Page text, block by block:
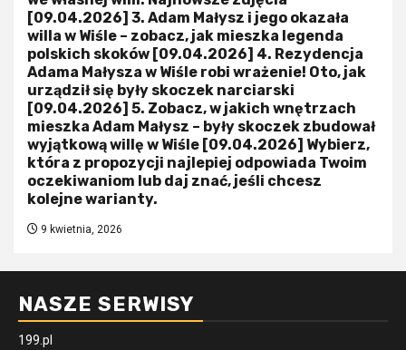
[09.04.2026] 3. Adam Małysz i jego okazała
willa w Wiśle – zobacz, jak mieszka legenda
polskich skoków [09.04.2026] 4. Rezydencja
Adama Małysza w Wiśle robi wrażenie! Oto, jak
urządził się były skoczek narciarski
[09.04.2026] 5. Zobacz, w jakich wnętrzach
mieszka Adam Małysz – były skoczek zbudował
wyjątkową willę w Wiśle [09.04.2026] Wybierz,
która z propozycji najlepiej odpowiada Twoim
oczekiwaniom lub daj znać, jeśli chcesz
kolejne warianty.
9 kwietnia, 2026
NASZE SERWISY
199.pl